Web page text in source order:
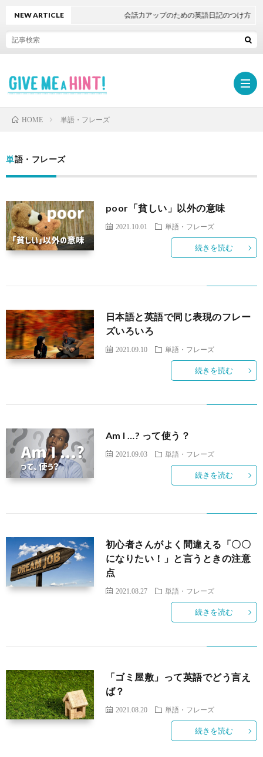
ー
勉
法・
め
ト
の
サ
ト
ン
プ
プ
ロ
ィ
ブ
グ
問
わ
NEW ARTICLE 会話力アップのための英語日記のつけ方
HOME 単語・フレーズ
単語・フレーズ
poor「貧しい」以外の意味
2021.10.01 単語・フレーズ
続きを読む
日本語と英語で同じ表現のフレー
ズいろいろ
2021.09.10 単語・フレーズ
続きを読む
Am I …? って使う？
2021.09.03 単語・フレーズ
続きを読む
初心者さんがよく間違える「〇〇
になりたい！」と言うときの注意
点
2021.08.27 単語・フレーズ
続きを読む
「ゴミ屋敷」って英語でどう言え
ば？
2021.08.20 単語・フレーズ
続きを読む